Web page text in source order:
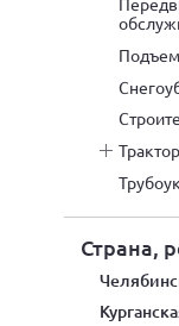
Страна,